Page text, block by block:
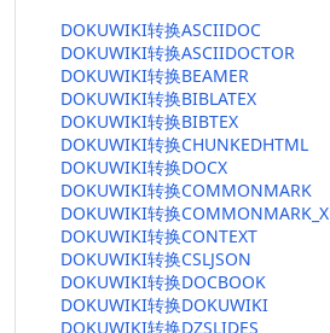
DOKUWIKI转换ASCIIDOC
DOKUWIKI转换ASCIIDOCTOR
DOKUWIKI转换BEAMER
DOKUWIKI转换BIBLATEX
DOKUWIKI转换BIBTEX
DOKUWIKI转换CHUNKEDHTML
DOKUWIKI转换DOCX
DOKUWIKI转换COMMONMARK
DOKUWIKI转换COMMONMARK_X
DOKUWIKI转换CONTEXT
DOKUWIKI转换CSLJSON
DOKUWIKI转换DOCBOOK
DOKUWIKI转换DOKUWIKI
DOKUWIKI转换DZSLIDES